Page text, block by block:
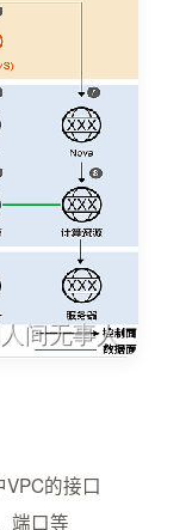
的接口
端口等